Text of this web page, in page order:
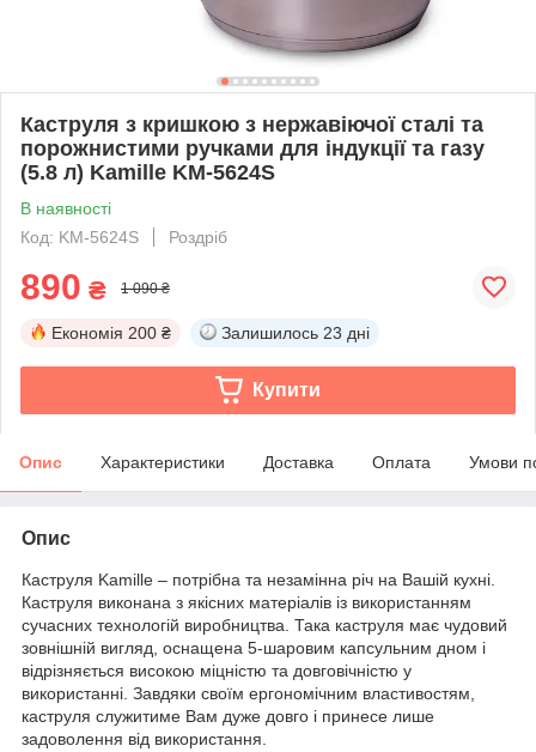
Каструля з кришкою з нержавіючої сталі та
порожнистими ручками для індукції та газу
(5.8 л) Kamille KM-5624S
В наявності
Код: KM-5624S
Роздріб
890 ₴ 1 090 ₴
Економія 200 ₴ Залишилось 23 дні
Купити
Опис Характеристики Доставка Оплата Умови
Опис
Каструля Kamille – потрібна та незамінна річ на Вашій кухні.
Каструля виконана з якісних матеріалів із використанням
сучасних технологій виробництва. Така каструля має чудовий
зовнішній вигляд, оснащена 5-шаровим капсульним дном і
відрізняється високою міцністю та довговічністю у
використанні. Завдяки своїм ергономічним властивостям,
каструля служитиме Вам дуже довго і принесе лише
задоволення від використання.